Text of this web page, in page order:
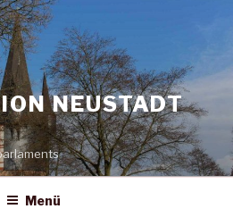
NEUSTADT
Menü